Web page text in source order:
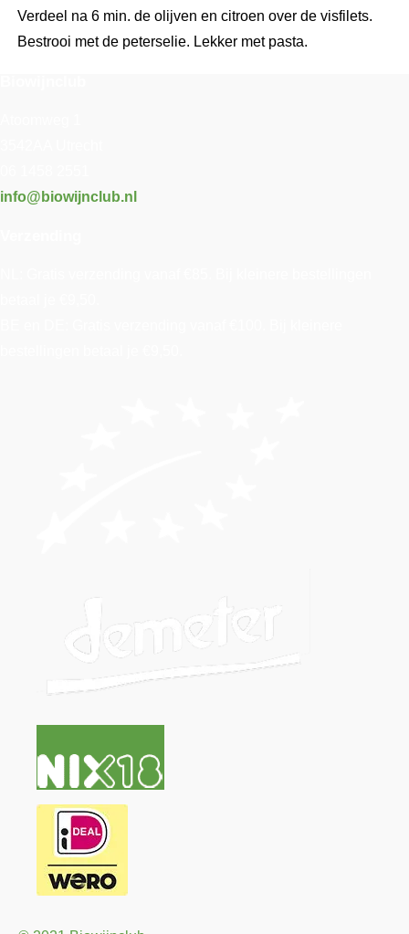
Verdeel na 6 min. de olijven en citroen over de visfilets.
Bestrooi met de peterselie. Lekker met pasta.
info@biowijnclub.nl